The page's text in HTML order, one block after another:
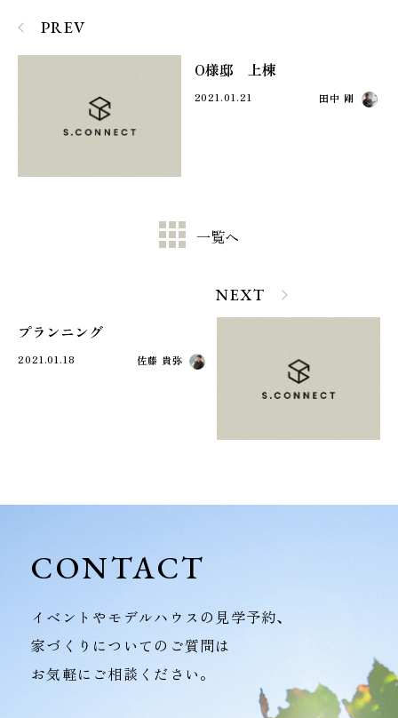
PREV
O様邸 上棟
2021.01.21 田中 剛
一覧へ
NEXT
プランニング
2021.01.18 佐藤 貴弥
CONTACT
イベントやモデルハウスの見学予約、
家づくりについてのご質問は
お気軽にご相談ください。